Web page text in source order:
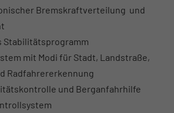
Bremskraftverteilung und
Stabilitätsprogramm
mit Modi für Stadt, Landstraße,
Radfahrererkennung
und Berganfahrhilfe